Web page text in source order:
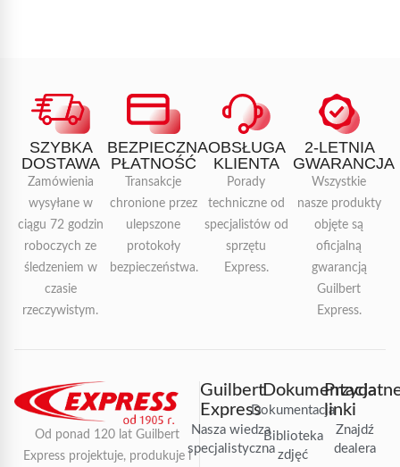
SZYBKA
DOSTAWA
Zamówienia
wysyłane w
ciągu 72 godzin
roboczych ze
śledzeniem w
czasie
rzeczywistym.
BEZPIECZNA
PŁATNOŚĆ
Transakcje
chronione przez
ulepszone
protokoły
bezpieczeństwa.
OBSŁUGA
KLIENTA
Porady
techniczne od
specjalistów od
sprzętu
Express.
2-LETNIA
GWARANCJA
Wszystkie
nasze produkty
objęte są
oficjalną
gwarancją
Guilbert
Express.
Od ponad 120 lat Guilbert
Express projektuje, produkuje i
Guilbert
Express
Nasza wiedza
specjalistyczna
Dokumentacja
Dokumentacja
Biblioteka
zdjęć
linki
Znajdź
dealera